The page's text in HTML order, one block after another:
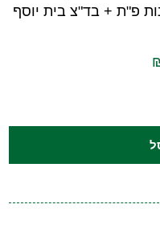
פ"ת + בד"צ בית יוסף